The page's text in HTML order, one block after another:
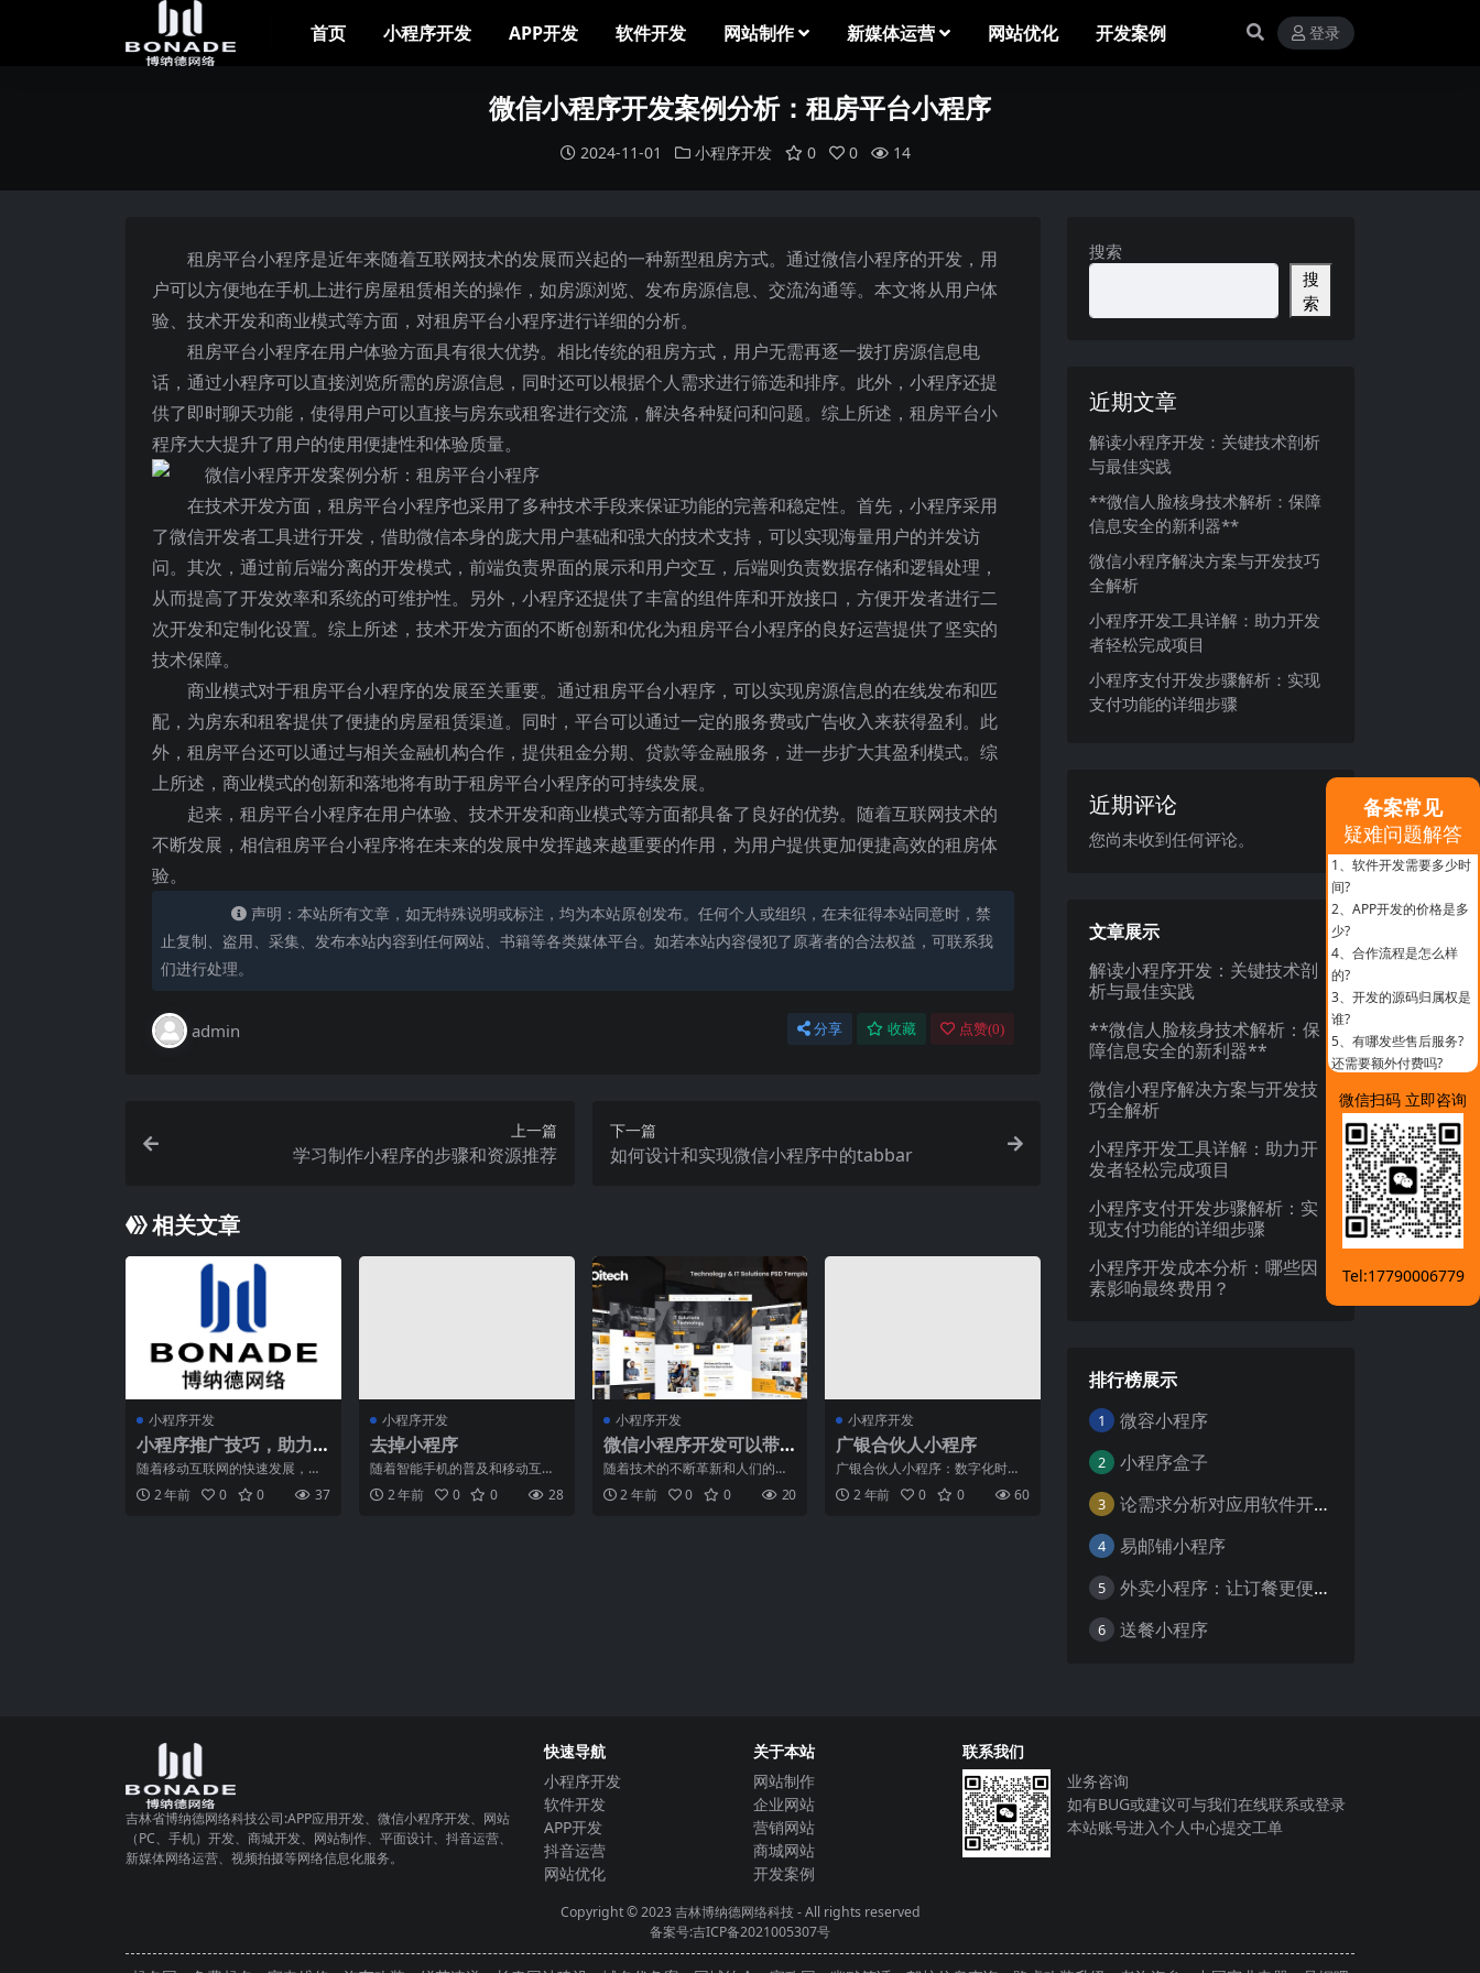
首页 小程序开发 APP开发 软件开发 网站制作 新媒体运营 网站优化 开发案例 登录
微信小程序开发案例分析：租房平台小程序
2024-11-01 小程序开发 0 0 14
租房平台小程序是近年来随着互联网技术的发展而兴起的一种新型租房方式。通过微信小程序的开发，用
户可以方便地在手机上进行房屋租赁相关的操作，如房源浏览、发布房源信息、交流沟通等。本文将从用户体
验、技术开发和商业模式等方面，对租房平台小程序进行详细的分析。
租房平台小程序在用户体验方面具有很大优势。相比传统的租房方式，用户无需再逐一拨打房源信息电
话，通过小程序可以直接浏览所需的房源信息，同时还可以根据个人需求进行筛选和排序。此外，小程序还提
供了即时聊天功能，使得用户可以直接与房东或租客进行交流，解决各种疑问和问题。综上所述，租房平台小
程序大大提升了用户的使用便捷性和体验质量。
在技术开发方面，租房平台小程序也采用了多种技术手段来保证功能的完善和稳定性。首先，小程序采用
了微信开发者工具进行开发，借助微信本身的庞大用户基础和强大的技术支持，可以实现海量用户的并发访
问。其次，通过前后端分离的开发模式，前端负责界面的展示和用户交互，后端则负责数据存储和逻辑处理，
从而提高了开发效率和系统的可维护性。另外，小程序还提供了丰富的组件库和开放接口，方便开发者进行二
次开发和定制化设置。综上所述，技术开发方面的不断创新和优化为租房平台小程序的良好运营提供了坚实的
技术保障。
商业模式对于租房平台小程序的发展至关重要。通过租房平台小程序，可以实现房源信息的在线发布和匹
配，为房东和租客提供了便捷的房屋租赁渠道。同时，平台可以通过一定的服务费或广告收入来获得盈利。此
外，租房平台还可以通过与相关金融机构合作，提供租金分期、贷款等金融服务，进一步扩大其盈利模式。综
上所述，商业模式的创新和落地将有助于租房平台小程序的可持续发展。
起来，租房平台小程序在用户体验、技术开发和商业模式等方面都具备了良好的优势。随着互联网技术的
不断发展，相信租房平台小程序将在未来的发展中发挥越来越重要的作用，为用户提供更加便捷高效的租房体
验。
声明：本站所有文章，如无特殊说明或标注，均为本站原创发布。任何个人或组织，在未征得本站同意时，禁
止复制、盗用、采集、发布本站内容到任何网站、书籍等各类媒体平台。如若本站内容侵犯了原著者的合法权益，可联系我
们进行处理。
admin 分享 收藏 点赞(0)
上一篇
学习制作小程序的步骤和资源推荐
下一篇
如何设计和实现微信小程序中的tabbar
相关文章
小程序开发
小程序推广技巧，助力
提高用户转化率
随着移动互联网的快速发展，越
来越多的企业开始意识到小程序
的重要性。小程序不仅能为
2 年前 0 0 37
小程序开发
去掉小程序
随着智能手机的普及和移动互联
网的快速发展，小程序已经成为
我们生活中不可或缺的一部
2 年前 0 0 28
小程序开发
微信小程序开发可以带
来哪些好处？
随着技术的不断革新和人们的生
活方式的不断变化，移动互联网
成为了人们生活中不可或缺
2 年前 0 0 20
小程序开发
广银合伙人小程序
广银合伙人小程序：数字化时代
投资理财的新选择随着互联网的
发展，数字化时代对人们的
2 年前 0 0 60
搜索
搜
索
近期文章
解读小程序开发：关键技术剖析
与最佳实践
**微信人脸核身技术解析：保障
信息安全的新利器**
微信小程序解决方案与开发技巧
全解析
小程序开发工具详解：助力开发
者轻松完成项目
小程序支付开发步骤解析：实现
支付功能的详细步骤
近期评论
您尚未收到任何评论。
文章展示
解读小程序开发：关键技术剖
析与最佳实践
**微信人脸核身技术解析：保
障信息安全的新利器**
微信小程序解决方案与开发技
巧全解析
小程序开发工具详解：助力开
发者轻松完成项目
小程序支付开发步骤解析：实
现支付功能的详细步骤
小程序开发成本分析：哪些因
素影响最终费用？
排行榜展示
1 微容小程序
2 小程序盒子
3 论需求分析对应用软件开发的重要性
4 易邮铺小程序
5 外卖小程序：让订餐更便捷，吃货的福音
6 送餐小程序
吉林省博纳德网络科技公司:APP应用开发、微信小程序开发、网站
（PC、手机）开发、商城开发、网站制作、平面设计、抖音运营、
新媒体网络运营、视频拍摄等网络信息化服务。
快速导航
小程序开发
软件开发
APP开发
抖音运营
网站优化
关于本站
网站制作
企业网站
营销网站
商城网站
开发案例
联系我们
业务咨询
如有BUG或建议可与我们在线联系或登录
本站账号进入个人中心提交工单
Copyright © 2023吉林博纳德网络科技- All rights reserved
备案号:吉ICP备2021005307号
备案常见
疑难问题解答
1、 软件开发需要多少时
间?
2、 APP开发的价格是多
少?
4、 合作流程是怎么样
的?
3、 开发的源码归属权是
谁?
5、 有哪发些售后服务?
还需要额外付费吗?
微信扫码 立即咨询
Tel:17790006779